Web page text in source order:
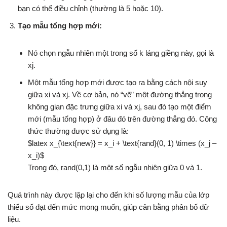
bạn có thể điều chỉnh (thường là 5 hoặc 10).
Tạo mẫu tổng hợp mới:
Nó chọn ngẫu nhiên một trong số k láng giềng này, gọi là
xj​.
Một mẫu tổng hợp mới được tạo ra bằng cách nội suy
giữa xi​ và xj​. Về cơ bản, nó “vẽ” một đường thẳng trong
không gian đặc trưng giữa xi​ và xj​, sau đó tạo một điểm
mới (mẫu tổng hợp) ở đâu đó trên đường thẳng đó. Công
thức thường được sử dụng là:
$latex x_{\text{new}} = x_i + \text{rand}(0, 1) \times (x_j –
x_i)$
Trong đó, rand(0,1) là một số ngẫu nhiên giữa 0 và 1.
Quá trình này được lặp lại cho đến khi số lượng mẫu của lớp
thiểu số đạt đến mức mong muốn, giúp cân bằng phân bố dữ
liệu.